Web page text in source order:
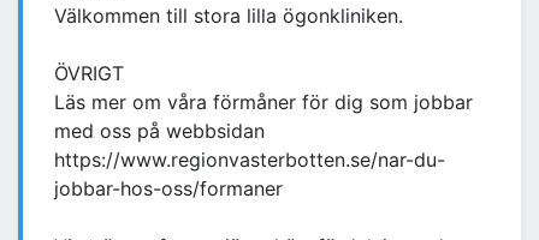
Välkommen till stora lilla ögonkliniken.
ÖVRIGT
Läs mer om våra förmåner för dig som jobbar
med oss på webbsidan
https://www.regionvasterbotten.se/nar-du-
jobbar-hos-oss/formaner